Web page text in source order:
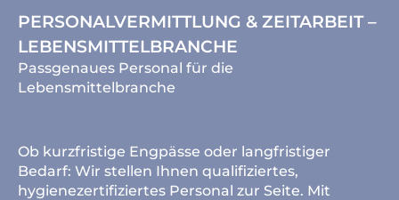
PERSONALVERMITTLUNG & ZEITARBEIT –
LEBENSMITTELBRANCHE
Passgenaues Personal für die
Lebensmittelbranche
Ob kurzfristige Engpässe oder langfristiger
Bedarf: Wir stellen Ihnen qualifiziertes,
hygienezertifiziertes Personal zur Seite. Mit